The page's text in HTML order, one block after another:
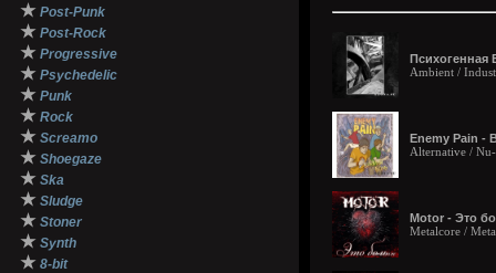
★ Post-Punk
★ Post-Rock
★ Progressive
★ Psychedelic
★ Punk
★ Rock
★ Screamo
★ Shoegaze
★ Ska
★ Sludge
★ Stoner
★ Synth
★ 8-bit
Психогенная
Ambient /
Enemy Pain -
Alternative /
Motor - Это
Metalcore /